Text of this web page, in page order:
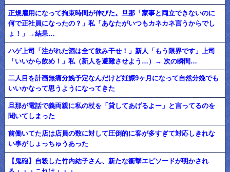
正規雇用になって拘束時間が伸びた。旦那「家事と両立できないのに
何で正社員になったの？」私「あなたがいつもカネカネ言うからでし
ょ！」→結果…
ハゲ上司「注がれた酒は全て飲み干せ！」新人「もう限界です」上司
「いいから飲め！」私（新人を避難させよう…）→ 次の瞬間…
二人目を計画無痛分娩予定なんだけど妊娠9ヶ月になって自然分娩でも
いいかなって思うようになってきた
旦那が電話で義両親に私の杖を「貸してあげるよー」と言ってるのを
聞いてしまった
前働いてた店は店員の数に対して圧倒的に客が多すぎて対応しきれな
い事がしょっちゅうあった
【鬼砲】自殺した竹内結子さん、新たな衝撃エピソードが明かされ